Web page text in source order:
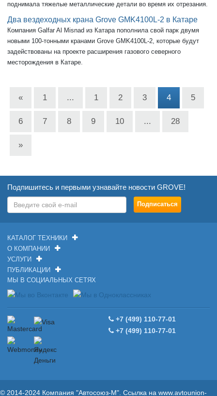
поднимала тяжелые металлические детали во время их отрезания.
Два вездеходных крана Grove GMK4100L-2 в Катаре
Компания Galfar Al Misnad из Катара пополнила свой парк двумя
новыми 100-тонными кранами Grove GMK4100L-2, которые будут
задействованы на проекте расширения газового северного
месторождения в Катаре.
« 1 ... 1 2 3 4 5
6 7 8 9 10 ... 28
»
Подпишитесь и первыми узнавайте новости GROVE!
КАТАЛОГ ТЕХНИКИ
О КОМПАНИИ
УСЛУГИ
ПУБЛИКАЦИИ
МЫ В СОЦИАЛЬНЫХ СЕТЯХ
+7 (499) 110-77-01
+7 (499) 110-77-01
© 2014-2024 Компания "Автосоюз-М". Ссылка на www.avtounion-